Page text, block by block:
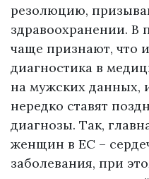
резолюцию,
здравоохранении. В
чаще признают, что
диагностика в
на мужских данных,
нередко ставят
диагнозы. Так,
женщин в ЕС –
заболевания, при